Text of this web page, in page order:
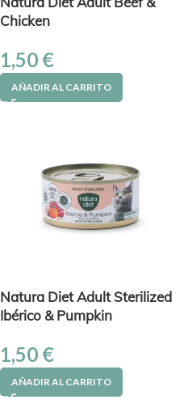
Chicken
1,50 €
AÑADIR AL CARRITO
Natura Diet Adult Sterilized
Ibérico & Pumpkin
1,50 €
AÑADIR AL CARRITO